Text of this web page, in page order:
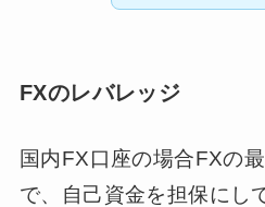
FXのレバレッジ
国内FX口座の場合FXの
で、自己資金を担保にし